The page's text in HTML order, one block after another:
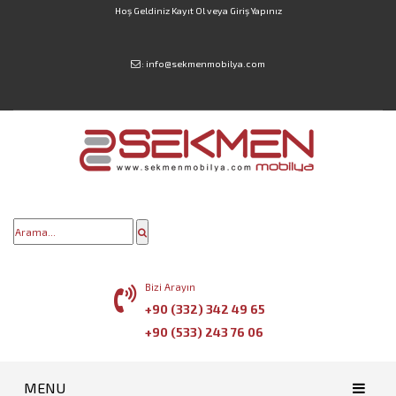
Hoş Geldiniz Kayıt Ol veya Giriş Yapınız
: info@sekmenmobilya.com
Bizi Arayın
+90 (332) 342 49 65
+90 (533) 243 76 06
MENU